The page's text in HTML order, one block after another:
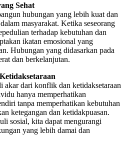
Sehat
hubungan yang lebih kuat dan
masyarakat. Ketika seseorang
terhadap kebutuhan dan
ikatan emosional yang
Hubungan yang didasarkan pada
dan berkelanjutan.
akar dari konflik dan ketidaksetaraan
hanya memperhatikan
tanpa memperhatikan kebutuhan
ketegangan dan ketidakpuasan.
sosial, kita dapat mengurangi
yang lebih damai dan